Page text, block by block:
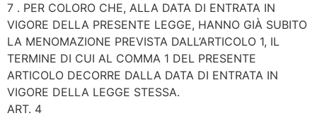
7 . PER COLORO CHE, ALLA DATA DI ENTRATA IN
VIGORE DELLA PRESENTE LEGGE, HANNO GIÀ SUBITO
LA MENOMAZIONE PREVISTA DALL’ARTICOLO 1, IL
TERMINE DI CUI AL COMMA 1 DEL PRESENTE
ARTICOLO DECORRE DALLA DATA DI ENTRATA IN
VIGORE DELLA LEGGE STESSA.
ART. 4